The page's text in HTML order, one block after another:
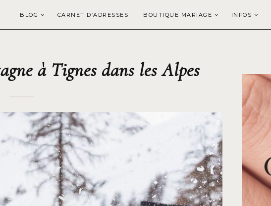
BLOG CARNET D’ADRESSES BOUTIQUE MARIAGE INFOS
à Tignes dans les Alpes